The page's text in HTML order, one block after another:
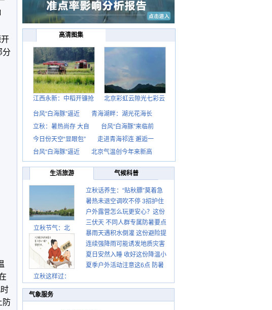
分
防
高清图集
江西永新：中稻开镰抢 北京彩虹云隙光七彩云
台风“白海豚”逼近
青海湖畔：湖光花海长
立秋：暑热尚存 大自
台风“白海豚”来临前
今日份天空“显眼包”
走进青海祁连 邂逅一
台风“白海豚”逼近
北京气温创今年来新高
生活旅游 气候科普
立秋节气：北
立秋这样过：
立秋话养生：“贴秋膘”莫着急
先清暑再防燥
暑热未退空调吹不停 3招护住
肩颈不酸痛
户外露营怎么玩更安心？这份
攻略请收好
三伏天 不同人群专属防暑要点
请收好
暴雨天遇积水倒灌 这份避险提
示请收好
连续强降雨可能诱发地质灾害
这些前兆要知道
夏日安然入睡 收好这份降温小
贴士
夏季户外活动注意这6点 防暑
气象服务